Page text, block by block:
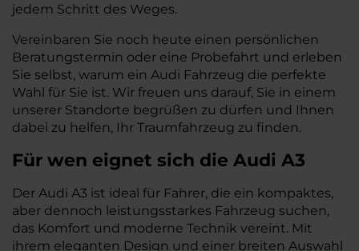
jedem Schritt des Weges.
Vereinbaren Sie noch heute einen persönlichen
Beratungstermin oder eine Probefahrt und erleben
Sie selbst, warum ein Audi Fahrzeug die perfekte
Wahl für Sie ist. Wir freuen uns darauf, Sie in einem
unserer Standorte begrüßen zu dürfen und Ihnen
dabei zu helfen, Ihr Traumfahrzeug zu finden.
Für wen eignet sich die Audi A3
Der Audi A3 ist ideal für Fahrer, die ein kompaktes,
aber dennoch leistungsstarkes Fahrzeug suchen,
das Komfort und moderne Technik vereint. Mit
ihrem eleganten Design und einer breiten Auswahl